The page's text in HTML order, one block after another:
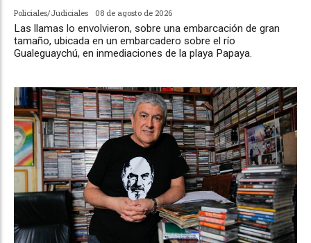
Policiales/Judiciales 08 de agosto de 2026
Las llamas lo envolvieron, sobre una embarcación de gran
tamaño, ubicada en un embarcadero sobre el río
Gualeguaychú, en inmediaciones de la playa Papaya.